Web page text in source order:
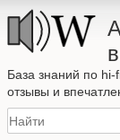
База знаний по
отзывы и